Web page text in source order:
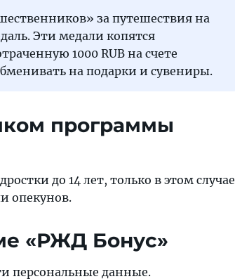
за путешествия на
Эти медали копятся
1000 RUB на счете
на подарки и сувениры.
программы
до 14 лет, только в этом случае
опекунов.
«РЖД Бонус»
персональные данные.